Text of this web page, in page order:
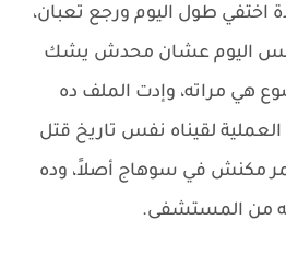
طول اليوم ورجع تعبان،
نفس اليوم عشان محدش يشك
هي مراته، وإدت الملف ده
العملية لقيناه نفس تاريخ قتل
مكنش في سوهاج أصلاََ، وده
من المستشفى.